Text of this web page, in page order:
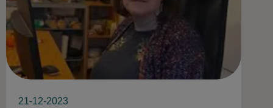
21-12-2023